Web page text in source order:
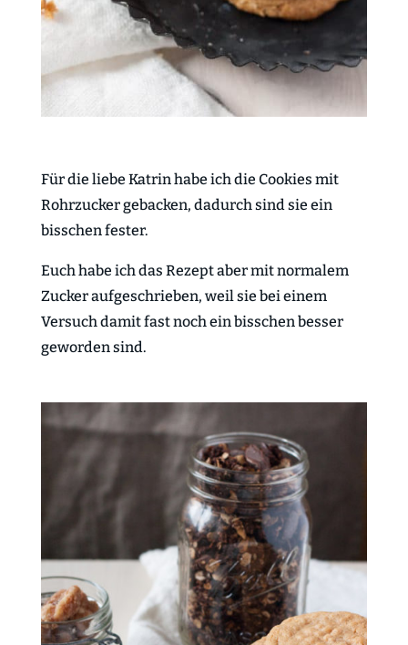
Für die liebe Katrin habe ich die Cookies mit
Rohrzucker gebacken, dadurch sind sie ein
bisschen fester.
Euch habe ich das Rezept aber mit normalem
Zucker aufgeschrieben, weil sie bei einem
Versuch damit fast noch ein bisschen besser
geworden sind.